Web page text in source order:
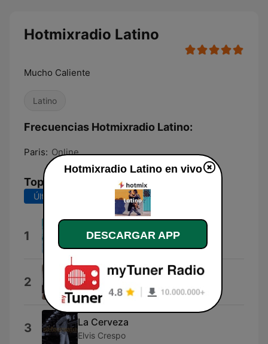
Hotmixradio Latino
Mucho Caliente
Latino
Frecuencias Hotmixradio Latino:
Paris: Online
Top Canciones
Últimos 7 días Últimos 30 días
1 4+
2 Tuki Tuki Tuki Tuki
TQuality Beatz
3 La Cerveza
Elvis Crespo
Hotmixradio Latino en vivo
DESCARGAR APP